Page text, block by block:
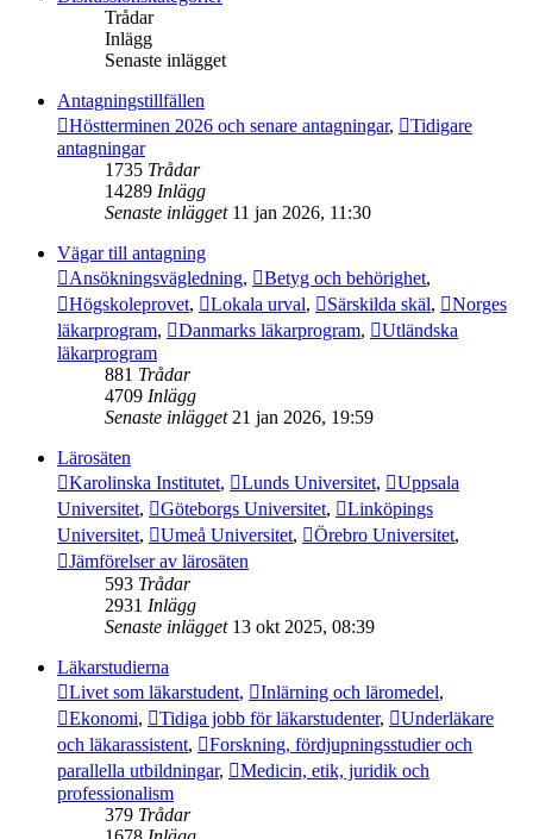
Trådar
Inlägg
Senaste inlägget
Antagningstillfällen
Höstterminen 2026 och senare antagningar,
Tidigare
antagningar
1735 Trådar
14289 Inlägg
Senaste inlägget 11 jan 2026, 11:30
Vägar till antagning
Ansökningsvägledning, Betyg och behörighet,
Högskoleprovet, Lokala urval, Särskilda skäl,
Norges
läkarprogram, Danmarks läkarprogram,
Utländska
läkarprogram
881 Trådar
4709 Inlägg
Senaste inlägget 21 jan 2026, 19:59
Lärosäten
Karolinska Institutet, Lunds Universitet,
Uppsala
Universitet, Göteborgs Universitet,
Linköpings
Universitet, Umeå Universitet, Örebro Universitet,
Jämförelser av lärosäten
593 Trådar
2931 Inlägg
Senaste inlägget 13 okt 2025, 08:39
Läkarstudierna
Livet som läkarstudent, Inlärning och läromedel,
Ekonomi, Tidiga jobb för läkarstudenter,
Underläkare
och läkarassistent,
Forskning, fördjupningsstudier och
parallella utbildningar,
Medicin, etik, juridik och
professionalism
379 Trådar